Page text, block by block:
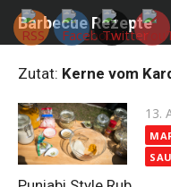
Skip
Barbecue Rezepte
Zutat: Kerne vom
on
13.